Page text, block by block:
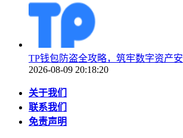
TP钱包防盗全攻略，筑牢数字资产
2026-08-09 20:18:20
关于我们
联系我们
免责声明